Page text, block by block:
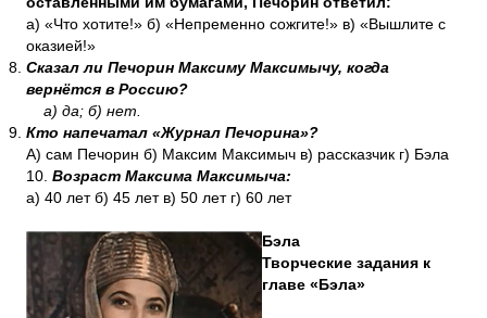
а) «Что хотите!» б) «Непременно сожгите!» в) «Вышлите с
оказией!»
Сказал ли Печорин Максиму Максимычу, когда
вернётся в Россию?
а) да; б) нет.
Кто напечатал «Журнал Печорина»?
А) сам Печорин б) Максим Максимыч в) рассказчик г) Бэла
10. Возраст Максима Максимыча:
а) 40 лет б) 45 лет в) 50 лет г) 60 лет
Бэла
Творческие задания к
главе «Бэла»